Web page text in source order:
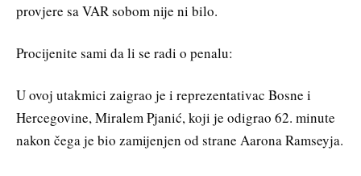
provjere sa VAR sobom nije ni bilo.
Procijenite sami da li se radi o penalu:
U ovoj utakmici zaigrao je i reprezentativac Bosne i
Hercegovine, Miralem Pjanić, koji je odigrao 62. minute
nakon čega je bio zamijenjen od strane Aarona Ramseyja.